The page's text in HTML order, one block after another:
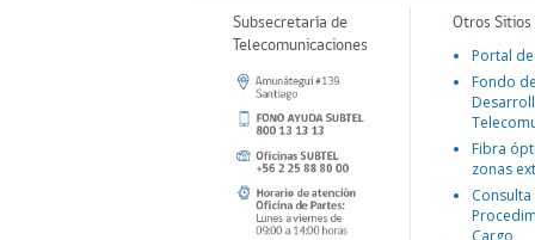
Subsecretaría de
Telecomunicaciones
Otros
Portal
Fondo
Fibra
zonas
Consulta